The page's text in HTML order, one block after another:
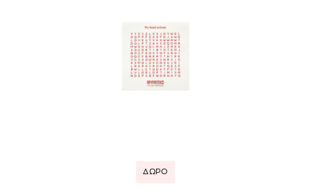
ΔΩΡΟ